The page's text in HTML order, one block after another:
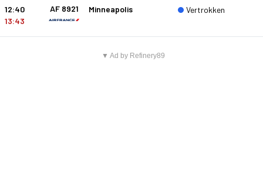
12:40
13:43
AF 8921 Minneapolis Vertrokken
▼ Ad by Refinery89